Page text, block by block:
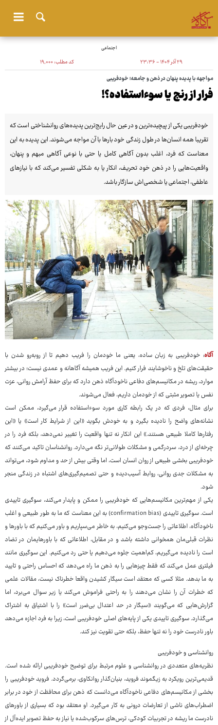
اجتماعی
۲۹ آذر ۱۴۰۴ - ۲۳:۳۶ کد مطلب:۱۹٬۰۰۰
مواجهه با پدیده پنهان در ذهن و جامعه؛ خودفریبی
فرار از رنج یا سوءاستفاده؟!
خودفریبی یکی از پیچیده‌ترین و در عین حال رایج‌ترین پدیده‌های روانشناختی است که
تقریبا همه انسان‌ها در طول زندگی خود بارها با آن مواجه می‌شوند. این پدیده به این
معناست که فرد، اغلب بدون آگاهی کامل یا حتی با نوعی آگاهی مبهم و پنهان،
واقعیت‌هایی را در ذهن خود تحریف، انکار یا به شکلی تفسیر می‌کند که با نیازهای
عاطفی، اجتماعی یا شخصی‌اش سازگار باشد.
آگاه: خودفریبی به زبان ساده، یعنی ما خودمان را فریب دهیم تا از روبه‌رو شدن با
حقیقت‌های تلخ و ناخوشایند فرار کنیم. این فریب همیشه آگاهانه و عمدی نیست؛ در بیشتر
موارد، ریشه در مکانیسم‌های دفاعی ناخودآگاه ذهن دارد که برای حفظ آرامش روانی، عزت
نفس یا تصویر مثبتی که از خودمان داریم، فعال می‌شوند.
برای مثال، فردی که در یک رابطه کاری مورد سوءاستفاده قرار می‌گیرد، ممکن است
نشانه‌های واضح را نادیده بگیرد و به خودش بگوید «این از شرایط کار است» یا «این
رفتارها کاملا طبیعی هستند.» این انکار نه تنها واقعیت را تغییر نمی‌دهد، بلکه فرد را در
چرخه‌ای از درد، سردرگمی و مشکلات طولانی‌تر نگه می‌دارد. روانشناسان تاکید می‌کنند که
خودفریبی بخشی طبیعی از روان انسان است، اما وقتی بیش از حد و مداوم شود، می‌تواند
به مشکلات جدی روانی، روابط آسیب‌دیده و حتی تصمیم‌گیری‌های اشتباه در زندگی منجر
شود.
یکی از مهم‌ترین مکانیسم‌هایی که خودفریبی را ممکن و پایدار می‌کند، سوگیری تاییدی
است. سوگیری تاییدی (confirmation bias) به این معناست که ما به طور طبیعی و اغلب
ناخودآگاه، اطلاعاتی را جست‌وجو می‌کنیم، به خاطر می‌سپاریم و باور می‌کنیم که با باورها و
نظرات قبلی‌مان همخوانی داشته باشد و در مقابل، اطلاعاتی که با باورهایمان در تضاد
است را نادیده می‌گیریم، کم‌اهمیت جلوه می‌دهیم یا حتی رد می‌کنیم. این سوگیری مانند
فیلتری عمل می‌کند که فقط چیزهایی را به ذهن ما راه می‌دهد که احساس راحتی و تایید
به ما بدهد. مثلا کسی که معتقد است سیگار کشیدن واقعا خطرناک نیست، مقالات علمی
که خطرات آن را نشان می‌دهند را به راحتی فراموش می‌کند یا زیر سوال می‌برد، اما
گزارش‌هایی که می‌گویند «سیگار در حد اعتدال بی‌ضرر است» را با اشتیاق به اشتراک
می‌گذارد. سوگیری تاییدی یکی از پایه‌های اصلی خودفریبی است، زیرا به فرد اجازه می‌دهد
باور نادرست خود را نه تنها حفظ، بلکه حتی تقویت نیز کند.
روانشناسی و خودفریبی
نظریه‌های متعددی در روانشناسی و علوم مرتبط برای توضیح خودفریبی ارائه شده است.
قدیمی‌ترین رویکرد به زیگموند فروید، بنیان‌گذار روانکاوی، برمی‌گردد. فروید خودفریبی را
بخشی از مکانیسم‌های دفاعی ناخودآگاه می‌دانست که ذهن برای محافظت از خود در برابر
اضطراب‌های ناشی از تعارضات درونی به کار می‌گیرد. او معتقد بود که بسیاری از باورهای
نادرست ما ریشه در تجربیات کودکی، ترس‌های سرکوب‌شده یا نیاز به حفظ تصویر ایده‌آل از